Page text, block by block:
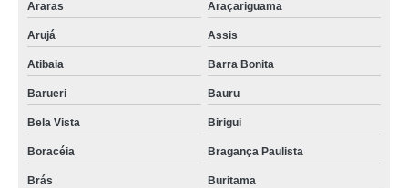
Araras Araçariguama
Arujá Assis
Atibaia Barra Bonita
Barueri Bauru
Bela Vista Birigui
Boracéia Bragança Paulista
Brás Buritama